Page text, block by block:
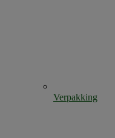
Verpakking